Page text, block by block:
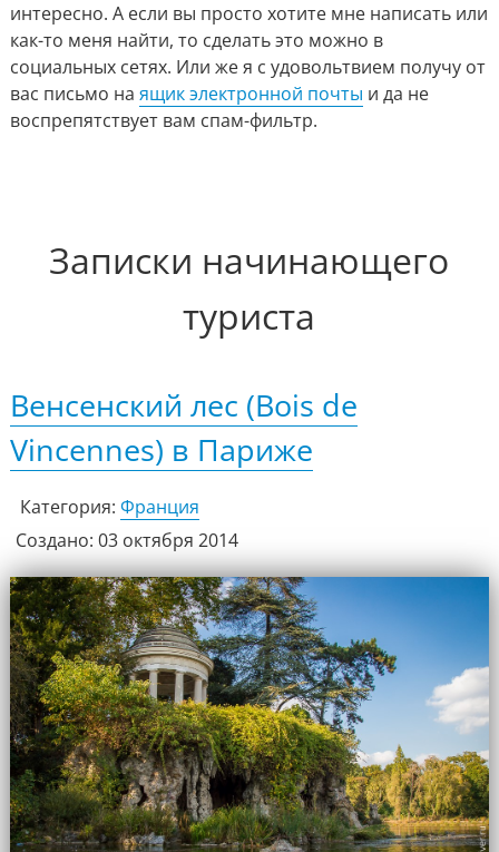
интересно. А если вы просто хотите мне написать или
как-то меня найти, то сделать это можно в
социальных сетях. Или же я с удовольтвием получу от
вас письмо на ящик электронной почты и да не
воспрепятствует вам спам-фильтр.
Записки начинающего
туриста
Венсенский лес (Bois de
Vincennes) в Париже
Категория: Франция
Создано: 03 октября 2014